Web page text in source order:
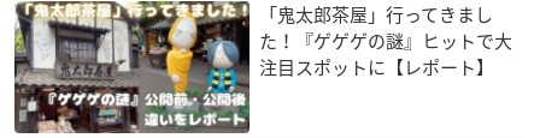
「鬼太郎茶屋」行ってきまし
た！『ゲゲゲの謎』ヒットで大
注目スポットに【レポート】